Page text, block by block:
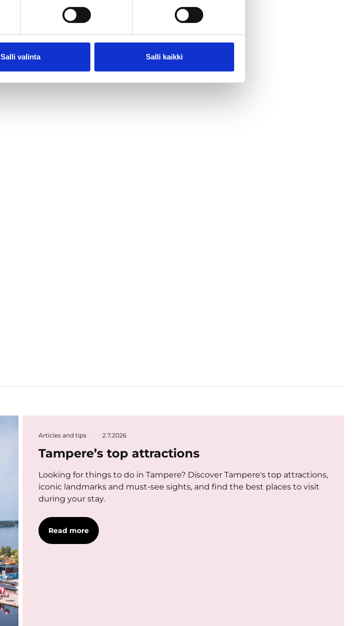
Salli valinta Salli kaikki
Articles and tips 2.7.2026
Tampere’s top attractions
Looking for things to do in Tampere? Discover Tampere's top attractions,
iconic landmarks and must-see sights, and find the best places to visit
during your stay.
Read more